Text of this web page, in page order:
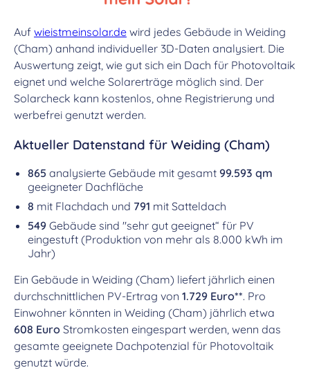
Auf wieistmeinsolar.de wird jedes Gebäude in Weiding
(Cham) anhand individueller 3D-Daten analysiert. Die
Auswertung zeigt, wie gut sich ein Dach für Photovoltaik
eignet und welche Solarerträge möglich sind. Der
Solarcheck kann kostenlos, ohne Registrierung und
werbefrei genutzt werden.
Aktueller Datenstand für Weiding (Cham)
865 analysierte Gebäude mit gesamt 99.593 qm
geeigneter Dachfläche
8 mit Flachdach und 791 mit Satteldach
549 Gebäude sind "sehr gut geeignet“ für PV
eingestuft (Produktion von mehr als 8.000 kWh im
Jahr)
Ein Gebäude in Weiding (Cham) liefert jährlich einen
durchschnittlichen PV-Ertrag von 1.729 Euro**. Pro
Einwohner könnten in Weiding (Cham) jährlich etwa
608 Euro Stromkosten eingespart werden, wenn das
gesamte geeignete Dachpotenzial für Photovoltaik
genutzt würde.